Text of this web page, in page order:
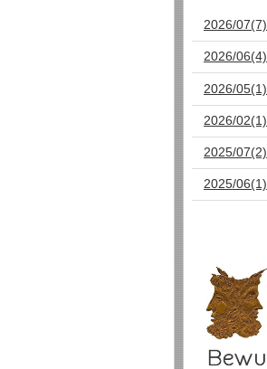
2026/07(7)
2026/06(4)
2026/05(1)
2026/02(1)
2025/07(2)
2025/06(1)